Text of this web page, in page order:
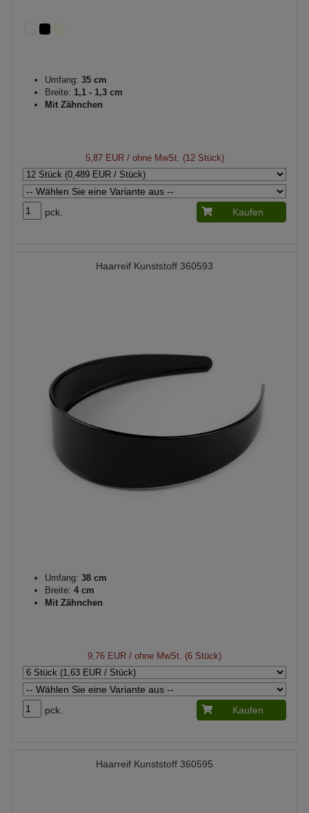
Umfang: 35 cm
Breite: 1,1 - 1,3 cm
Mit Zähnchen
5,87 EUR/ ohne MwSt. (12 Stück)
pck. Kaufen
Haarreif Kunststoff 360593
Umfang: 38 cm
Breite: 4 cm
Mit Zähnchen
9,76 EUR / ohne MwSt. (6 Stück)
pck. Kaufen
Haarreif Kunststoff 360595